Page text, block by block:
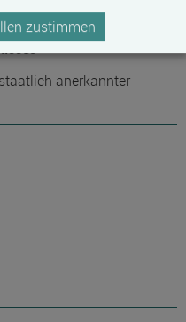
anerkannter
zustimmen